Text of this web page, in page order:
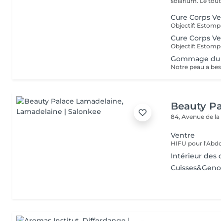
Cure Corps
Cure Corps
Gommage du
Beauty
84, Avenue de la
Ventre
Intérieur des